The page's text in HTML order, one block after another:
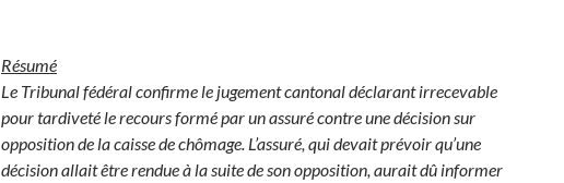
Résumé
Le Tribunal fédéral confirme le jugement cantonal déclarant irrecevable
pour tardiveté le recours formé par un assuré contre une décision sur
opposition de la caisse de chômage. L’assuré, qui devait prévoir qu’une
décision allait être rendue à la suite de son opposition, aurait dû informer